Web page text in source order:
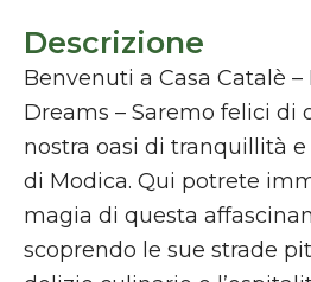
Descrizione
Benvenuti a Casa Catalè –
Dreams – Saremo felici di
nostra oasi di tranquillità
di Modica. Qui potrete
magia di questa
scoprendo le sue strade